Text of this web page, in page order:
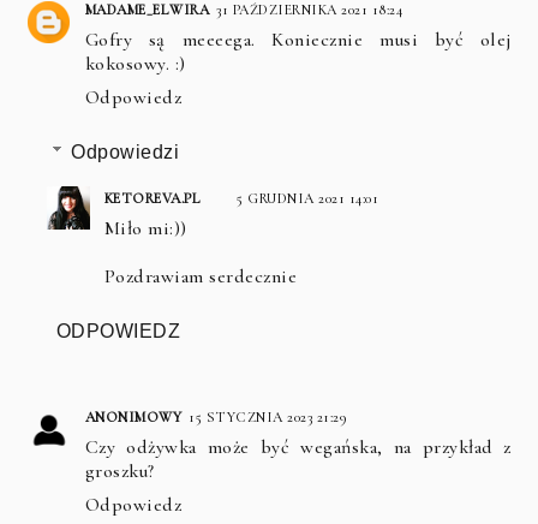
MADAME_ELWIRA 31 PAŹDZIERNIKA 2021 18:24
Gofry są meeeega. Koniecznie musi być olej
kokosowy. :)
Odpowiedz
Odpowiedzi
KETOREVA.PL 5 GRUDNIA 2021 14:01
Miło mi:))
Pozdrawiam serdecznie
ODPOWIEDZ
ANONIMOWY 15 STYCZNIA 2023 21:29
Czy odżywka może być wegańska, na przykład z
groszku?
Odpowiedz